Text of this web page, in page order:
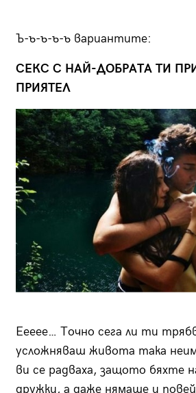
Ъ-ъ-ъ-ъ-ъ вариантитe:
СЕКС С НАЙ-ДОБРАТА ТИ
ПРИЯТЕЛ
Еееее… Точно сега ли ти
усложняваш живота така
ви се радваха, защото бяхте
дружки, а даже нямаше и